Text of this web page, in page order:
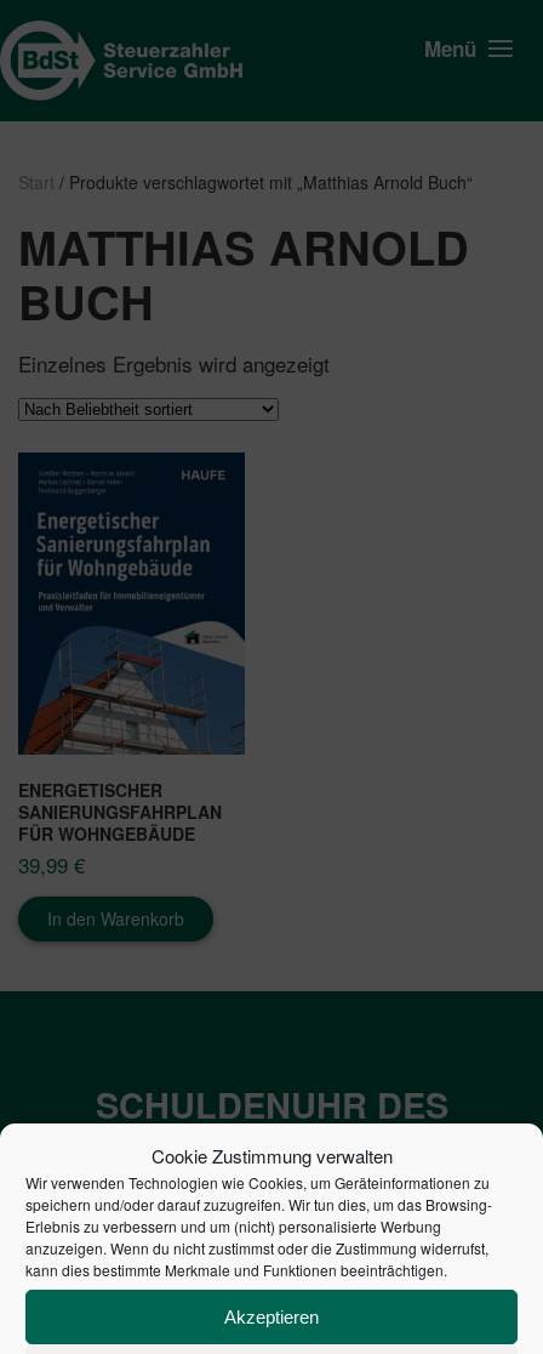
Cookie Zustimmung verwalten
Wir verwenden Technologien wie Cookies, um Geräteinformationen zu
speichern und/oder darauf zuzugreifen. Wir tun dies, um das Browsing-
Erlebnis zu verbessern und um (nicht) personalisierte Werbung
anzuzeigen. Wenn du nicht zustimmst oder die Zustimmung widerrufst,
kann dies bestimmte Merkmale und Funktionen beeinträchtigen.
Akzeptieren
Menü
Start / Produkte verschlagwortet mit „Matthias Arnold Buch“
MATTHIAS ARNOLD
BUCH
Einzelnes Ergebnis wird angezeigt
ENERGETISCHER
SANIERUNGSFAHRPLAN
FÜR WOHNGEBÄUDE
39,99 €
In den Warenkorb
SCHULDENUHR DES
BUNDES DER
STEUERZAHLER
7,052€
NEUVERSCHULDUNG
PRO SEKUNDE